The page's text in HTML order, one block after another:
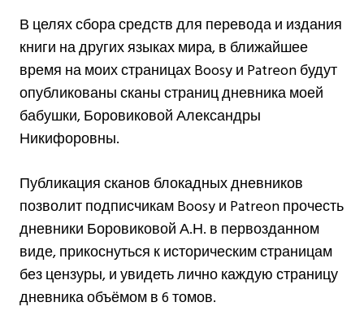
В целях сбора средств для перевода и издания
книги на других языках мира, в ближайшее
время на моих страницах Boosy и Patreon будут
опубликованы сканы страниц дневника моей
бабушки, Боровиковой Александры
Никифоровны.
Публикация сканов блокадных дневников
позволит подписчикам Boosy и Patreon прочесть
дневники Боровиковой А.Н. в первозданном
виде, прикоснуться к историческим страницам
без цензуры, и увидеть лично каждую страницу
дневника объёмом в 6 томов.